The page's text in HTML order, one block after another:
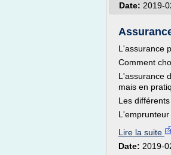
Date: 2019-
L'assurance
Comment
L'assurance
mais en
Les
L'emprunteur
Lire la suite
Date: 2019-